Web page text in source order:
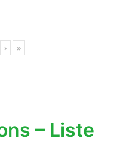
› »
– Liste